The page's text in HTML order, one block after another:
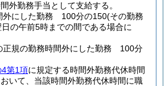
外勤務手当として支給する。
外にした勤務 100分の150(その勤務
の午前5時までの間である場合に
正規の勤務時間外にした勤務 100分
第1項に規定する時間外勤務代休時間
いて、当該時間外勤務代休時間に職